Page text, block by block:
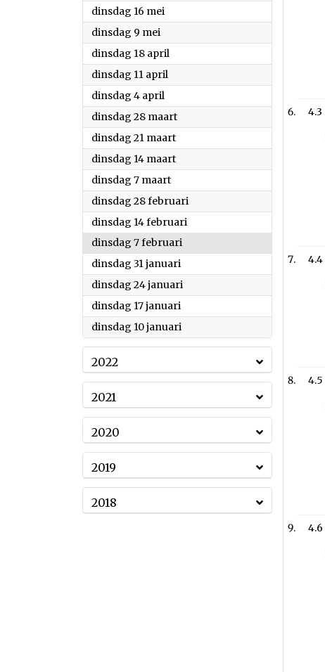
dinsdag 16 mei
dinsdag 9 mei
dinsdag 18 april
dinsdag 11 april
dinsdag 4 april
dinsdag 28 maart2023
dinsdag 21 maart2023
dinsdag 14 maart2023
dinsdag 7 maart2023
dinsdag 28 februari
dinsdag 14 februari
dinsdag 7 februari
dinsdag 31 januari
dinsdag 24 januari
dinsdag 17 januari
dinsdag 10 januari
2022
2021
2020
2019
2018
4.3
4.4
4.5
4.6